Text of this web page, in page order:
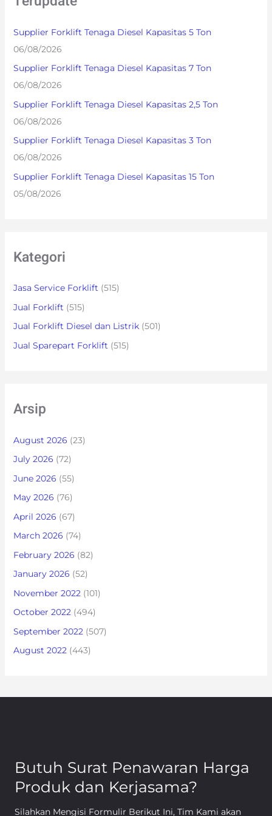
c
f
o
r
:
Supplier Forklift Tenaga Diesel Kapasitas 5 Ton
06/08/2026
Supplier Forklift Tenaga Diesel Kapasitas 7 Ton
06/08/2026
Supplier Forklift Tenaga Diesel Kapasitas 2,5 Ton
06/08/2026
Supplier Forklift Tenaga Diesel Kapasitas 3 Ton
06/08/2026
Supplier Forklift Tenaga Diesel Kapasitas 15 Ton
05/08/2026
Kategori
Jasa Service Forklift (515)
Jual Forklift (515)
Jual Forklift Diesel dan Listrik(501)
Jual Sparepart Forklift (515)
Arsip
August 2026 (23)
July 2026 (72)
June 2026 (55)
May 2026 (76)
April 2026 (67)
March 2026 (74)
February 2026 (82)
January 2026 (52)
November 2022(101)
October 2022(494)
September 2022(507)
August 2022(443)
Butuh Surat Penawaran Harga
Produk dan Kerjasama?
Silahkan Mengisi Formulir Berikut Ini, Tim Kami akan